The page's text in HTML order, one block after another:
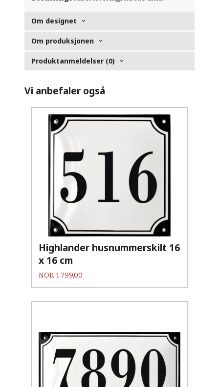
Om designet
Om produksjonen
Produktanmeldelser (0)
Vi anbefaler også
Highlander husnummerskilt 16
x 16 cm
Pris
NOK 1 799,00